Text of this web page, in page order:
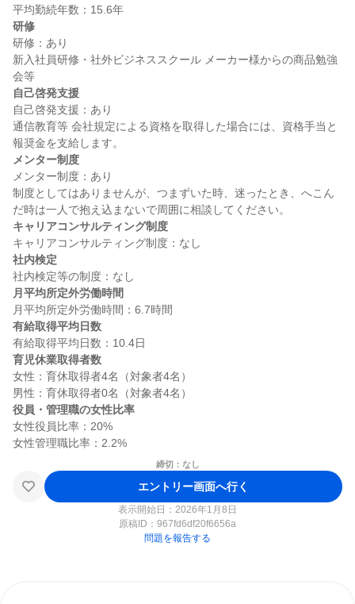
研修
研修：あり
新入社員研修・社外ビジネススクール メーカー様からの商品勉強
自己啓発支援
自己啓発支援：あり
通信教育等 会社規定による資格を取得した場合には、資格手当と
メンター制度
メンター制度：あり
制度としてはありませんが、つまずいた時、迷ったとき、へこん
キャリアコンサルティング制度
社内検定
月平均所定外労働時間
有給取得平均日数
育児休業取得者数
女性：育休取得者4名（対象者4名）
役員・管理職の女性比率
女性役員比率：20%
締切：なし
エントリー画面へ行く
表示開始日：2026年1月8日
原稿ID： 967fd6df20f6656a
問題を報告する